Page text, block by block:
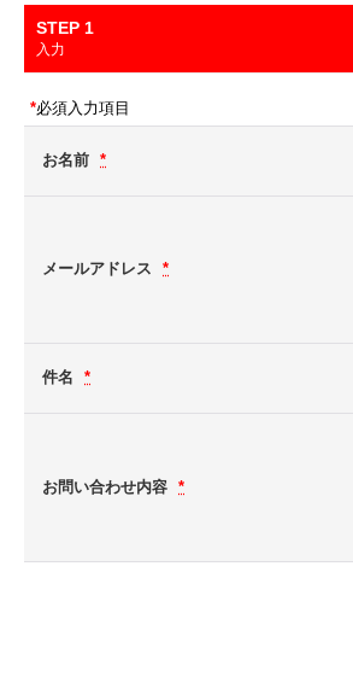
STEP 1
入力
*必須入力項目
お名前 *
メールアドレス *
件名 *
お問い合わせ内容 *